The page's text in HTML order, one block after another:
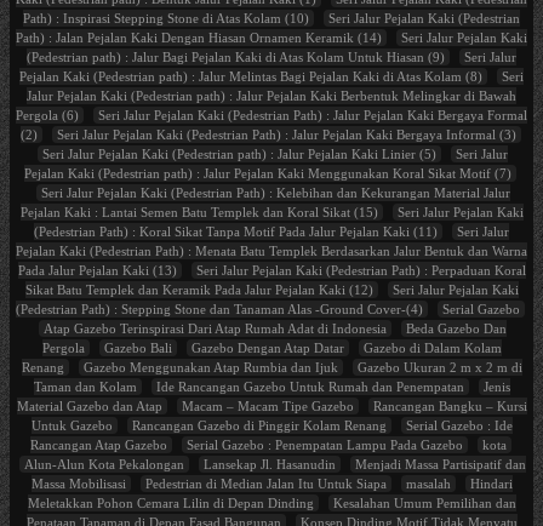
Path) : Inspirasi Stepping Stone di Atas Kolam (10)
Seri Jalur Pejalan Kaki (Pedestrian
Path) : Jalan Pejalan Kaki Dengan Hiasan Ornamen Keramik (14)
Seri Jalur Pejalan Kaki
(Pedestrian path) : Jalur Bagi Pejalan Kaki di Atas Kolam Untuk Hiasan (9)
Seri Jalur
Pejalan Kaki (Pedestrian path) : Jalur Melintas Bagi Pejalan Kaki di Atas Kolam (8)
Seri
Jalur Pejalan Kaki (Pedestrian path) : Jalur Pejalan Kaki Berbentuk Melingkar di Bawah
Pergola (6)
Seri Jalur Pejalan Kaki (Pedestrian Path) : Jalur Pejalan Kaki Bergaya Formal
(2)
Seri Jalur Pejalan Kaki (Pedestrian Path) : Jalur Pejalan Kaki Bergaya Informal (3)
Seri Jalur Pejalan Kaki (Pedestrian path) : Jalur Pejalan Kaki Linier (5)
Seri Jalur
Pejalan Kaki (Pedestrian path) : Jalur Pejalan Kaki Menggunakan Koral Sikat Motif (7)
Seri Jalur Pejalan Kaki (Pedestrian Path) : Kelebihan dan Kekurangan Material Jalur
Pejalan Kaki : Lantai Semen Batu Templek dan Koral Sikat (15)
Seri Jalur Pejalan Kaki
(Pedestrian Path) : Koral Sikat Tanpa Motif Pada Jalur Pejalan Kaki (11)
Seri Jalur
Pejalan Kaki (Pedestrian Path) : Menata Batu Templek Berdasarkan Jalur Bentuk dan Warna
Pada Jalur Pejalan Kaki (13)
Seri Jalur Pejalan Kaki (Pedestrian Path) : Perpaduan Koral
Sikat Batu Templek dan Keramik Pada Jalur Pejalan Kaki (12)
Seri Jalur Pejalan Kaki
(Pedestrian Path) : Stepping Stone dan Tanaman Alas -Ground Cover-(4)
Serial Gazebo
Atap Gazebo Terinspirasi Dari Atap Rumah Adat di Indonesia
Beda Gazebo Dan
Pergola
Gazebo Bali Gazebo Dengan Atap Datar
Gazebo di Dalam Kolam
Renang
Gazebo Menggunakan Atap Rumbia dan Ijuk
Gazebo Ukuran 2 m x 2 m di
Taman dan Kolam
Ide Rancangan Gazebo Untuk Rumah dan Penempatan
Jenis
Material Gazebo dan Atap
Macam – Macam Tipe Gazebo
Rancangan Bangku – Kursi
Untuk Gazebo
Rancangan Gazebo di Pinggir Kolam Renang
Serial Gazebo : Ide
Rancangan Atap Gazebo
Serial Gazebo : Penempatan Lampu Pada Gazebo
kota
Alun-Alun Kota Pekalongan
Lansekap Jl. Hasanudin
Menjadi Massa Partisipatif dan
Massa Mobilisasi
Pedestrian di Median Jalan Itu Untuk Siapa masalah
Hindari
Meletakkan Pohon Cemara Lilin di Depan Dinding
Kesalahan Umum Pemilihan dan
Penataan Tanaman di Depan Fasad Bangunan
Konsep Dinding Motif Tidak Menyatu